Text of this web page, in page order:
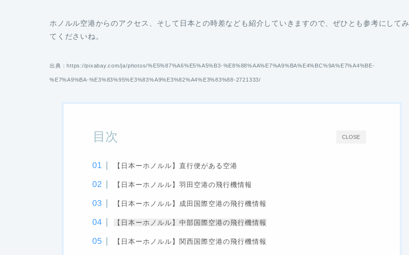
ホノルル空港からのアクセス、そして日本との時差なども紹介していきますので、ぜひとも参考にしてみ
てくださいね。
出典：https://pixabay.com/ja/photos/%E5%87%A6%E5%A5%B3-%E8%88%AA%E7%A9%BA%E4%BC%9A%E7%A4%BE-
%E7%A9%BA-%E3%83%95%E3%83%A9%E3%82%A4%E3%83%88-2721333/
CLOSE
目次
【日本ーホノルル】直行便がある空港
【日本ーホノルル】羽田空港の飛行機情報
【日本ーホノルル】成田国際空港の飛行機情報
【日本ーホノルル】中部国際空港の飛行機情報
【日本ーホノルル】関西国際空港の飛行機情報